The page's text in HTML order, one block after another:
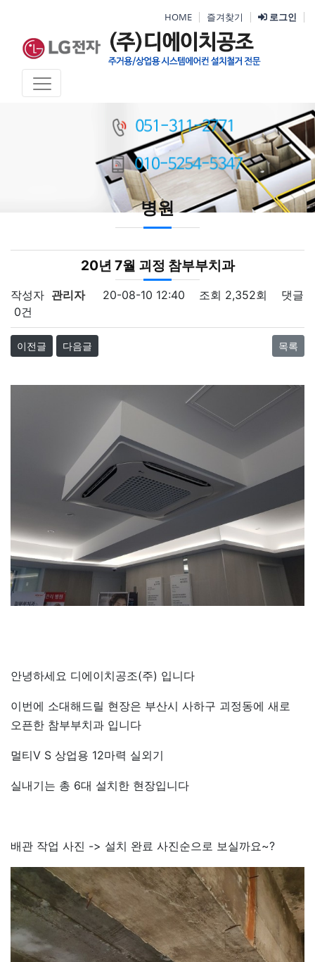
HOME 즐겨찾기 로그인
병원
20년 7월 괴정 참부부치과
작성자 관리자 20-08-10 12:40 조회 2,352회
댓글
0건
이전글 다음글 목록
안녕하세요 디에이치공조(주) 입니다
이번에 소대해드릴 현장은 부산시 사하구 괴정동에 새로
오픈한 참부부치과 입니다
멀티V S 상업용 12마력 실외기
실내기는 총 6대 설치한 현장입니다
배관 작업 사진 -> 설치 완료 사진순으로 보실까요~?